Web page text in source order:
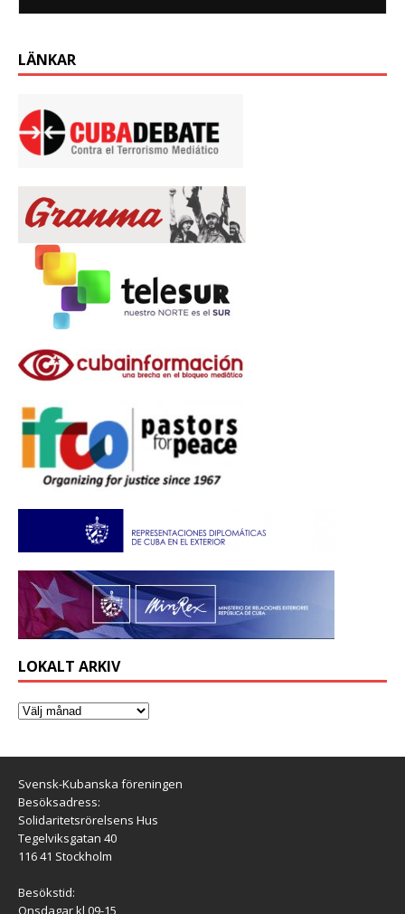
LÄNKAR
LOKALT ARKIV
Svensk-Kubanska föreningen
Besöksadress:
Solidaritetsrörelsens Hus
Tegelviksgatan 40
116 41 Stockholm
Besökstid: